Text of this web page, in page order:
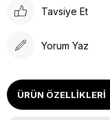
Tavsiye Et
Yorum Yaz
ÜRÜN ÖZELLIKLERI